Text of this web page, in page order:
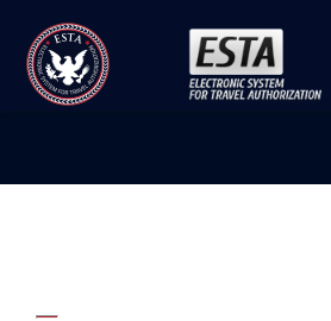
contenuto